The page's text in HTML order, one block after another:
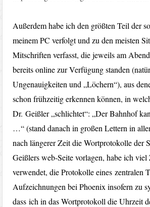
Außerdem habe ich den größten Teil der
meinem PC verfolgt und zu den meisten
Mitschriften verfasst, die jeweils am
bereits online zur Verfügung standen
Ungenauigkeiten und „Löchern“), aus
schon frühzeitig erkennen können, in
Dr. Geißler „schlichtet“: „Der Bahnhof
…“ (stand danach in großen Lettern in
nach längerer Zeit die Wortprotokolle der
Geißlers web-Seite vorlagen, habe ich
verwendet, die Protokolle eines zentralen
Aufzeichnungen bei Phoenix insofern zu
dass ich in das Wortprotokoll die Uhrzeit